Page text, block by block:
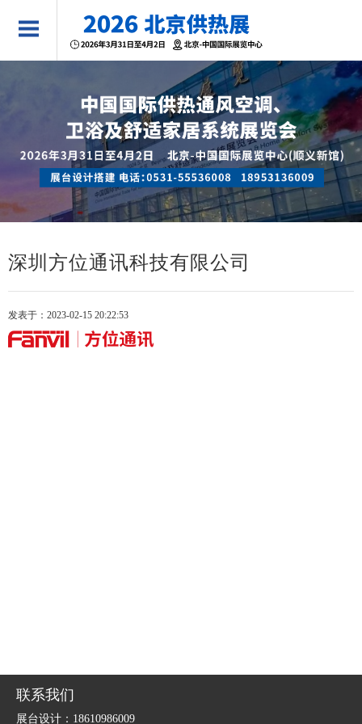
深圳方位通讯科技有限公司
发表于：2023-02-15 20:22:53
联系我们
展台设计：18610986009